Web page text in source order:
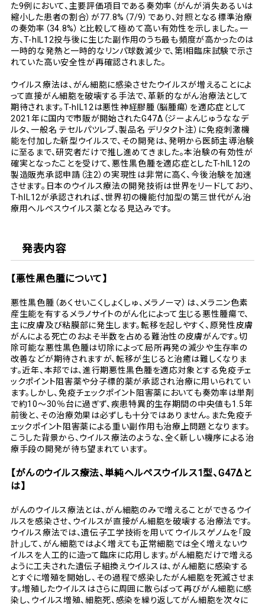
た9例において、主要評価項目である奏効率（がんが消失あるいは
縮小した患者の割合）が77.8%（7/9）であり、対照となる標準治療
の奏効率（34.8%）と比較して極めて高い有効性を示しました。一
方、T-hIL12投与後に生じた副作用のうち最も頻度が高かったのは
一時的な発熱と一時的なリンパ球数減少で、第I相臨床試験で示さ
れていた高い安全性が再確認されました。
ウイルス療法は、がん細胞に感染させたウイルスが増えることによ
って直接がん細胞を破壊する手法で、革新的ながん治療法として
期待されます。T-hIL12は悪性神経膠腫（脳腫瘍）を適応症として
2021年に国内で市販が開始されたG47Δ（ジーよんじゅうななデ
ルタ、一般名 テセルパツレブ、製品名 デリタクト注）に免疫刺激機
能を付加した新型ウイルスで、その開発は、発明から医師主導治験
に至るまで、研究者だけで推し進めてきました。本治験の有効性が
確実となったことを受けて、悪性黒色腫を適応症としたT-hIL12の
製造販売承認申請（注2）の実現性は非常に高く、今後治験を加速
させます。日本のウイルス療法の開発技術は世界をリードしており、
T-hIL12が承認されれば、世界初の機能付加型の第三世代がん治
療用ヘルペスウイルス薬となる見込みです。
発表内容
【悪性黒色腫について】
悪性黒色腫（あくせいこくしょくしゅ、メラノーマ）は、メラニン色素
産生能を有するメラノサイトのがん化によって生じる悪性腫瘍で、
主に皮膚及び粘膜部に発生します。転移を起しやすく、原発性皮膚
がんによる死亡のおよそ半数を占める難治性の皮膚がんです。切
除可能な悪性黒色腫は切除によって局所再発の減少や生存率の
改善などが期待されますが、転移が生じると治癒は難しくなりま
す。近年、本邦では、進行期悪性黒色腫を適応対象とする免疫チェ
ックポイント阻害薬や分子標的薬が承認され治療に用いられてい
ます。しかし、免疫チェックポイント阻害薬においても奏効率は単剤
で約10～30％台に過ぎず、疾患特異的生存期間の中央値も1.5年
前後と、その治療効果は必ずしも十分ではありません。また免疫チ
ェックポイント阻害薬による重い副作用も治療上問題となります。
こうした背景から、ウイルス療法のような、全く新しい機序による治
療手段の開発が待ち望まれています。
【がんのウイルス療法、単純ヘルペスウイルス1型、G47Δと
は】
がんのウイルス療法とは、がん細胞のみで増えることができるウイ
ルスを感染させ、ウイルスが直接がん細胞を破壊する治療法です。
ウイルス療法では、遺伝子工学技術を用いてウイルスゲノムを「設
計」して、がん細胞ではよく増えても正常細胞では全く増えないウ
イルスを人工的に造って臨床に応用します。がん細胞だけで増える
ように工夫された遺伝子組換えウイルスは、がん細胞に感染する
とすぐに増殖を開始し、その過程で感染したがん細胞を死滅させま
す。増殖したウイルスはさらに周囲に散らばって再びがん細胞に感
染し、ウイルス増殖、細胞死、感染を繰り返してがん細胞を次々に